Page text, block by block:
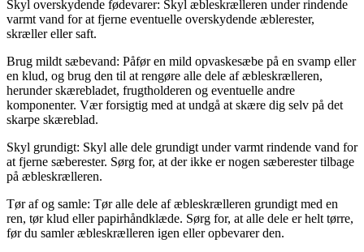
Skyl overskydende fødevarer: Skyl æbleskrælleren under rindende
varmt vand for at fjerne eventuelle overskydende æblerester,
skræller eller saft.
Brug mildt sæbevand: Påfør en mild opvaskesæbe på en svamp eller
en klud, og brug den til at rengøre alle dele af æbleskrælleren,
herunder skærebladet, frugtholderen og eventuelle andre
komponenter. Vær forsigtig med at undgå at skære dig selv på det
skarpe skæreblad.
Skyl grundigt: Skyl alle dele grundigt under varmt rindende vand for
at fjerne sæberester. Sørg for, at der ikke er nogen sæberester tilbage
på æbleskrælleren.
Tør af og samle: Tør alle dele af æbleskrælleren grundigt med en
ren, tør klud eller papirhåndklæde. Sørg for, at alle dele er helt tørre,
før du samler æbleskrælleren igen eller opbevarer den.